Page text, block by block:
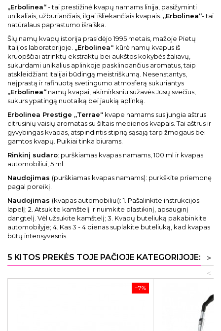
„Erbolinea“- tai prestižinė kvapų namams linija, pasižyminti
unikaliais, užburiančiais, ilgai išliekančiais kvapais. „Erbolinea“- tai
natūralaus paprastumo išraiška.
Šių namų kvapų istorija prasidėjo 1995 metais, mažoje Pietų
Italijos laboratorijoje. „Erbolinea“ kūrė namų kvapus iš
kruopščiai atrinktų ekstraktų bei aukštos kokybės žaliavų,
sukurdami unikalius aplinkoje pasklindančius aromatus, taip
atskleidžiant Italijai būdingą meistriškumą. Nesenstantys,
neįprastą ir rafinuotą svetingumo atmosferą sukuriantys
„Erbolinea“ namų kvapai, akimirksniu sužavės Jūsų svečius,
sukurs ypatingą nuotaiką bei jaukią aplinką.
Erbolinea Prestige „Terrae“ kvape namams susijungia aštrus
citrusinių vaisių aromatas su šiltais medienos kvapais. Tai aštrus ir
gyvybingas kvapas, atspindintis stiprią sąsają tarp žmogaus bei
gamtos kvapų. Puikiai tinka biurams.
Rinkinį sudaro: purškiamas kvapas namams, 100 ml ir kvapas
automobiliui, 5 ml.
Naudojimas (purškiamas kvapas namams): purkškite priemonę
pagal poreikį.
Naudojimas (kvapas automobiliui): 1. Pašalinkite instrukcijos
lapelį; 2. Atsukite kamštelį ir nuimkite plastikinį, apsauginį
dangtelį. Vėl užsukite kamštelį; 3. Kvapų buteliuką pakabinkite
automobilyje; 4. Kas 3 - 4 dienas suplakite buteliuką, kad kvapas
būtų intensyvesnis.
5 KITOS PREKĖS TOJE PAČIOJE KATEGORIJOJE:
>
<
−7%